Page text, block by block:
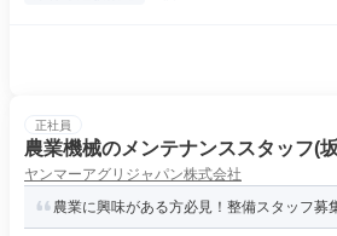
正社員
農業機械のメンテナンススタッフ(
ヤンマーアグリジャパン株式会社
農業に興味がある方必見！整備スタッフ募